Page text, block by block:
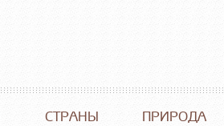
СТРАНЫ ПРИРОДА